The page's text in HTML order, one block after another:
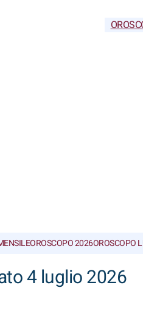
OROSCOPO 2026OROSCOPO
4 luglio 2026